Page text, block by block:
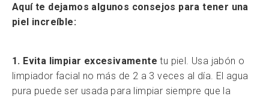
Aquí te dejamos algunos consejos para tener una
piel increíble:
1. Evita limpiar excesivamentetu piel. Usa jabón o
limpiador facial no más de 2 a 3 veces al día. El agua
pura puede ser usada para limpiar siempre que la